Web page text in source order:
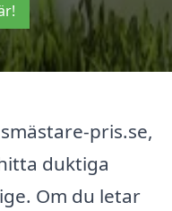
pris.se,
duktiga
Om du letar